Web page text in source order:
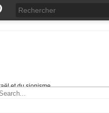
et du sionisme.